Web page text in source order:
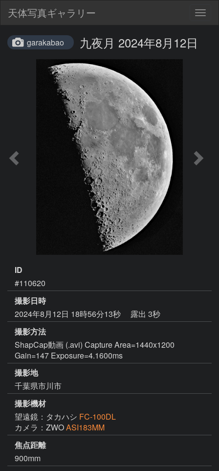
天体写真ギャラリー
garakabao 九夜月 2024年8月12日
ID
#110620
撮影日時
2024年8月12日 18時56分13秒
露出 3秒
撮影方法
ShapCap動画 (.avi) Capture Area=1440x1200
Gain=147 Exposure=4.1600ms
撮影地
千葉県市川市
撮影機材
望遠鏡：タカハシ FC-100DL
カメラ：ZWOASI183MM
焦点距離
900mm